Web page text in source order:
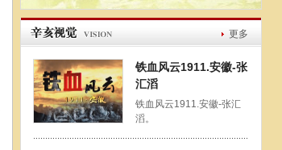
更多
铁血风云1911.安徽-张
汇滔
铁血风云1911.安徽-张汇
滔。